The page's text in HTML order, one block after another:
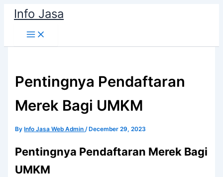
Skip
content
Info Jasa
Pentingnya Pendaftaran
Merek Bagi UMKM
By Info Jasa Web Admin/ December 29, 2023
Pentingnya Pendaftaran Merek Bagi
UMKM